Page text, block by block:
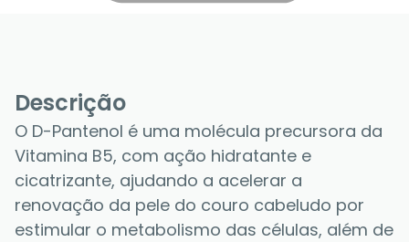
Descrição
O D-Pantenol é uma molécula precursora da
Vitamina B5, com ação hidratante e
cicatrizante, ajudando a acelerar a
renovação da pele do couro cabeludo por
estimular o metabolismo das células, além de